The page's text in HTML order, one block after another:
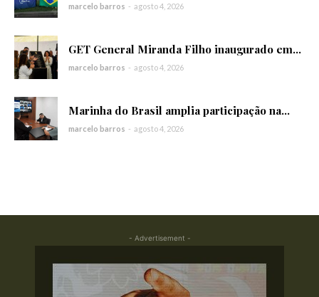
marcelo barros - agosto 4, 2026
GET General Miranda Filho inaugurado em...
marcelo barros - agosto 4, 2026
Marinha do Brasil amplia participação na...
marcelo barros - agosto 4, 2026
- Advertisement -